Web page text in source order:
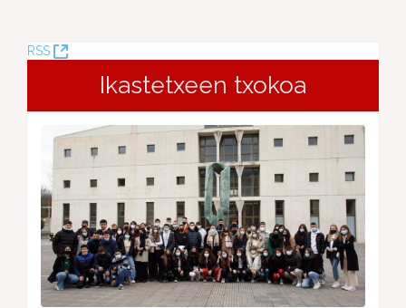
RSS
(Opens
Window)Ikastetxeen txokoa